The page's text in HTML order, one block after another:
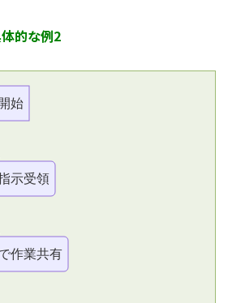
的な例2
始
示受領
作業共有